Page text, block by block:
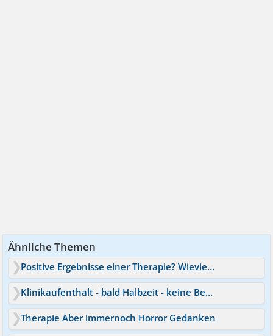
Ähnliche Themen
Positive Ergebnisse einer Therapie? Wieviel Besserung?
Klinikaufenthalt - bald Halbzeit - keine Besserung
Therapie Aber immernoch Horror Gedanken